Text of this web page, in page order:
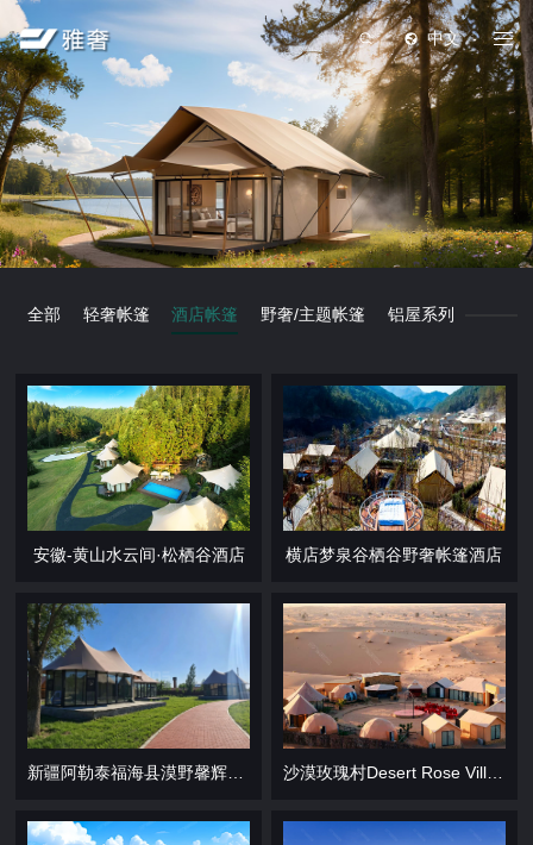
中文
全部 轻奢帐篷 酒店帐篷 野奢/主题帐篷 铝屋系列
安徽-黄山水云间·松栖谷酒店 横店梦泉谷栖谷野奢帐篷酒店
新疆阿勒泰福海县漠野馨辉度假酒店 沙漠玫瑰村Desert Rose Village